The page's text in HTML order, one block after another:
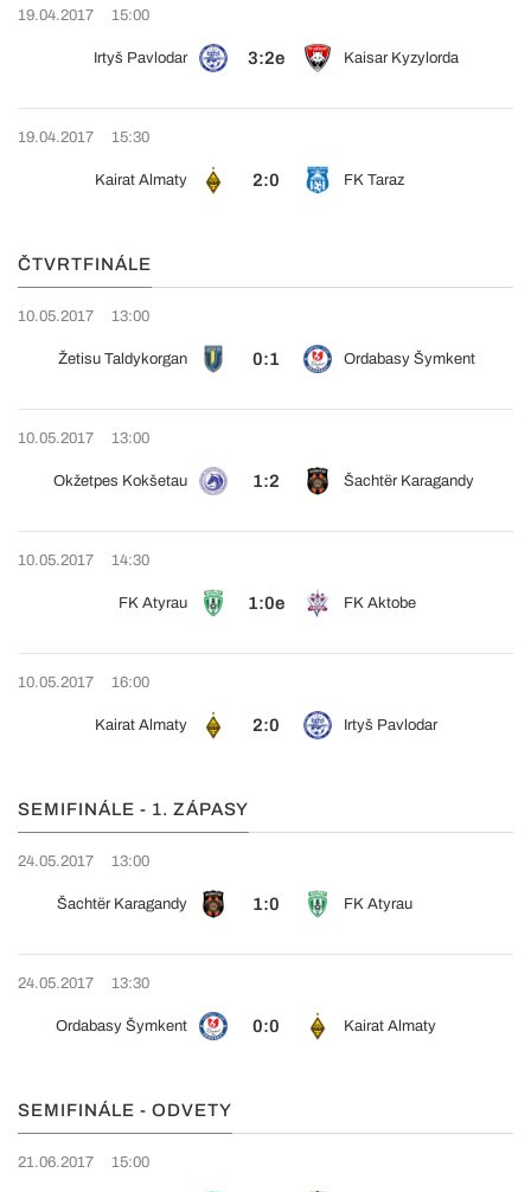
19.04.2017 15:00
Irtyš Pavlodar 3:2e Kaisar Kyzylorda
19.04.2017 15:30
Kairat Almaty 2:0 FK Taraz
ČTVRTFINÁLE
10.05.2017 13:00
Žetisu Taldykorgan 0:1 Ordabasy Šymkent
10.05.2017 13:00
Okžetpes Kokšetau 1:2 Šachtër Karagandy
10.05.2017 14:30
FK Atyrau 1:0e FK Aktobe
10.05.2017 16:00
Kairat Almaty 2:0 Irtyš Pavlodar
SEMIFINÁLE - 1. ZÁPASY
24.05.2017 13:00
Šachtër Karagandy 1:0 FK Atyrau
24.05.2017 13:30
Ordabasy Šymkent 0:0 Kairat Almaty
SEMIFINÁLE - ODVETY
21.06.2017 15:00